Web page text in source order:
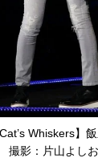
Whiskers】
撮影：片山よしお